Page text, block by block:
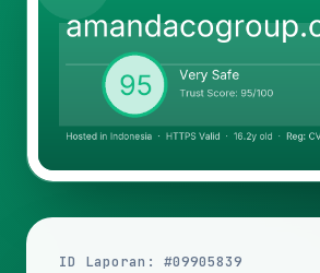
ID Laporan: #09905839